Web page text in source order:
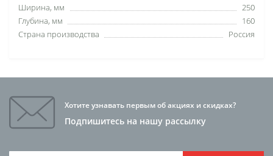
Ширина, мм
250
Глубина, мм
160
Страна производства
Россия
Хотите узнавать первым об акциях и скидках?
Подпишитесь на нашу рассылку